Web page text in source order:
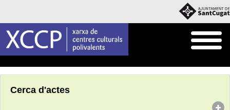
Cerca d'actes